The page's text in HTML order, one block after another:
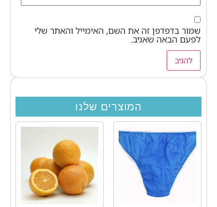
המוצרים שלנו
שמור בדפדפן זה את השם, האימייל והאתר שלי
לפעם הבאה שאגיב.